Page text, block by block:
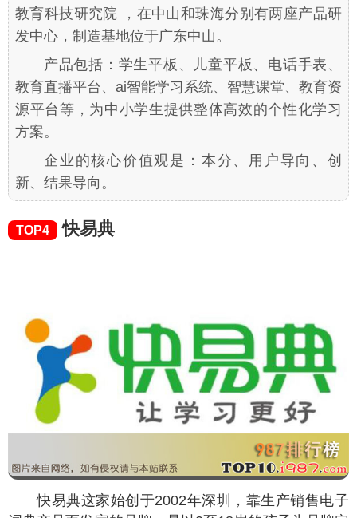
教育科技研究院 ，在中山和珠海分别有两座产品研
发中心，制造基地位于广东中山。
产品包括：学生平板、儿童平板、电话手表、
教育直播平台、ai智能学习系统、智慧课堂、教育资
源平台等，为中小学生提供整体高效的个性化学习
方案。
企业的核心价值观是：本分、用户导向、创
新、结果导向。
TOP4 快易典
快易典这家始创于2002年深圳，靠生产销售电子